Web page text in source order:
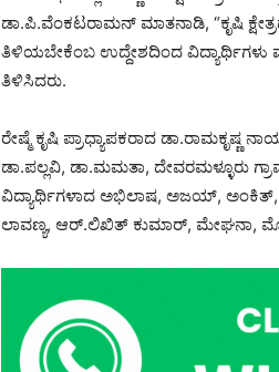
ಡಾ.ಪಿ.ವೆಂಕಟರಾಮನ್ ಮಾತನಾಡಿ, “ಕೃಷಿ
ತಿಳಿಯಬೇಕೆಂಬ ಉದ್ದೇಶದಿಂದ ವಿದ್ಯಾರ್ಥಿಗಳು
ತಿಳಿಸಿದರು.
ರೇಷ್ಮೆ ಕೃಷಿ ಪ್ರಾಧ್ಯಾಪಕರಾದ ಡಾ.ರಾಮಕೃಷ್ಣ
ಡಾ.ಪಲ್ಲವಿ, ಡಾ.ಮಮತಾ, ದೇವರಮಳ್ಳೂರು
ವಿದ್ಯಾರ್ಥಿಗಳಾದ ಅಭಿಲಾಷ, ಅಜಯ್, ಅಂಕಿತ್,
ಲಾವಣ್ಯ, ಆರ್.ಲಿಖಿತ್ ಕುಮಾರ್, ಮೇಘನಾ,